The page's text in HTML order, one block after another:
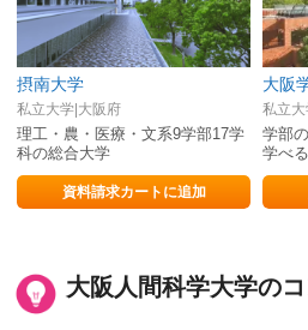
摂南大学
私立大学|大阪府
理工・農・医療・文系9学部17学
科の総合大学
資料請求カートに追加
大阪
私立
学部
学べ
大阪人間科学大学の